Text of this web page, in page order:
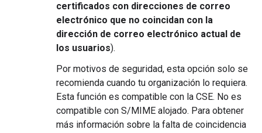
certificados con direcciones de correo
electrónico que no coincidan con la
dirección de correo electrónico actual de
los usuarios).
Por motivos de seguridad, esta opción solo se
recomienda cuando tu organización lo requiera.
Esta función es compatible con la CSE. No es
compatible con S/MIME alojado. Para obtener
más información sobre la falta de coincidencia